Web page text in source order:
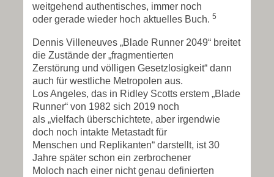
weitgehend authentisches, immer noch
oder gerade wieder hoch aktuelles Buch. 5
Dennis Villeneuves „Blade Runner 2049“ breitet
die Zustände der „fragmentierten
Zerstörung und völligen Gesetzlosigkeit“ dann
auch für westliche Metropolen aus.
Los Angeles, das in Ridley Scotts erstem „Blade
Runner“ von 1982 sich 2019 noch
als „vielfach überschichtete, aber irgendwie
doch noch intakte Metastadt für
Menschen und Replikanten“ darstellt, ist 30
Jahre später schon ein zerbrochener
Moloch nach einer nicht genau definierten